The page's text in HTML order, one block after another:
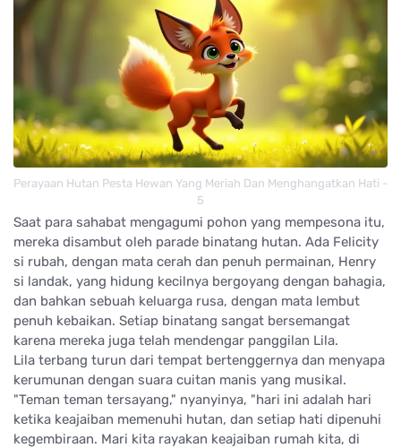
Perayaan Hutan Pesta Hewan Yang Meriah Dan Menghangatkan Hati -
5
Saat para sahabat mengagumi pohon yang mempesona itu,
mereka disambut oleh parade binatang hutan. Ada Felicity
si rubah, dengan mata cerah dan penuh permainan, Henry
si landak, yang hidung kecilnya bergoyang dengan bahagia,
dan bahkan sebuah keluarga rusa, dengan mata lembut
penuh kebaikan. Setiap binatang sangat bersemangat
karena mereka juga telah mendengar panggilan Lila.
Lila terbang turun dari tempat bertenggernya dan menyapa
kerumunan dengan suara cuitan manis yang musikal.
"Teman teman tersayang," nyanyinya, "hari ini adalah hari
ketika keajaiban memenuhi hutan, dan setiap hati dipenuhi
kegembiraan. Mari kita rayakan keajaiban rumah kita, di